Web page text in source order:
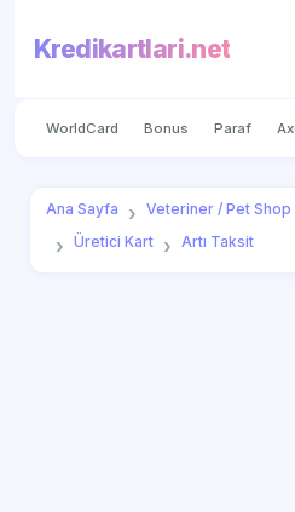
Kredikartlari.net
WorldCard Bonus Paraf
Ana Sayfa Veteriner / Pet Shop
Üretici Kart
Artı Taksit